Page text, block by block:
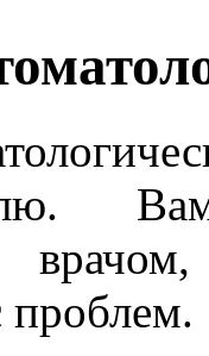
проблем.